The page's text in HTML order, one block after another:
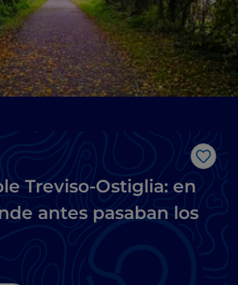
Me
Treviso-Ostiglia: en
antes pasaban los